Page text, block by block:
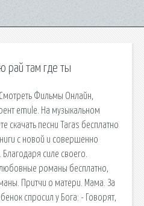
рай там где ты
Фильмы Онлайн,
emule. На музыкальном
скачать песни Taras бесплатно
с новой и совершенно
силе своего.
романы бесплатно,
Притчи о матери. Мама. За
спросил у Бога: - Говорят,